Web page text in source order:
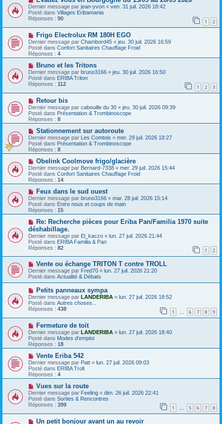
a
g
e
a
u
m
e
s
a
g
e
o
u
v
e
a
m
e
s
s
a
g
e
Dernier message par jean-yvon « ven. 31 juil. 2026 18:42
Posté dans Villages Eribamania
Réponses : 90 1 2
N
o
u
v
e
a
u
m
e
s
s
a
g
e
Frigo Electrolux RM 180H EGO
Dernier message par Chambord45 « jeu. 30 juil. 2026 16:59
Posté dans Confort Sanitaires Chauffage Froid
Réponses : 4
N
o
u
v
e
a
u
m
e
s
s
a
g
e
Bruno et les Tritons
Dernier message par bruno3166 « jeu. 30 juil. 2026 16:50
Posté dans ERIBA Triton
Réponses : 112 1 2 3
N
o
u
v
e
a
u
m
e
s
s
a
g
e
Retour bis
Dernier message par cabouille du 30 « jeu. 30 juil. 2026 09:39
Posté dans Présentation & Trombinoscope
Réponses : 8
N
o
u
v
e
a
m
e
s
s
a
g
e
Stationnement sur autoroute
Dernier message par Les Comtois « mer. 29 juil. 2026 18:27
Posté dans Présentation & Trombinoscope
Réponses : 8
N
o
u
v
e
a
u
m
e
s
s
a
g
e
Obelink Coolmove frigo/glacière
Dernier message par Bernard-7338 « mer. 29 juil. 2026 15:44
Posté dans Confort Sanitaires Chauffage Froid
Réponses : 14
N
o
u
v
e
a
u
m
e
s
s
a
g
Feux dans le sud ouest
Dernier message par bruno3166 « mar. 28 juil. 2026 15:14
Posté dans Entre nous et coups de main
Réponses : 15
N
o
u
v
e
a
u
m
s
s
g
e
Re: Recherche pièces pour Eriba Pan/Familia 1970 suite
déshabillage.
Dernier message par El_kaczo « lun. 27 juil. 2026 21:44
Posté dans ERIBA Familia & Pan
Réponses : 82 1 2
N
o
u
e
a
u
m
e
s
a
g
e
Vente ou échange TRITON T contre TROLL
Dernier message par Fred70 « lun. 27 juil. 2026 21:20
Posté dans Actualité & Débats
N
o
u
v
e
a
m
e
s
s
a
g
e
Petits panneaux sympa
Dernier message par LANDERIBA « lun. 27 juil. 2026 18:52
Posté dans Autres choses...
Réponses : 438 1 … 6 7 8 9
N
o
u
v
e
a
m
e
s
s
g
e
Fermeture de toit
Dernier message par LANDERIBA « lun. 27 juil. 2026 18:40
Posté dans Modes d'emploi
Réponses : 18
N
o
u
v
e
a
m
e
s
s
a
Vente Eriba 542
Dernier message par Patt « lun. 27 juil. 2026 09:03
Posté dans ERIBA Troll
Réponses : 4
N
o
u
v
e
a
u
Vues sur la route
Dernier message par Feeling « dim. 26 juil. 2026 22:41
Posté dans Sorties & Rencontres
Réponses : 399 1 … 5 6 7 8
NUn petit bonjour avant un au revoir